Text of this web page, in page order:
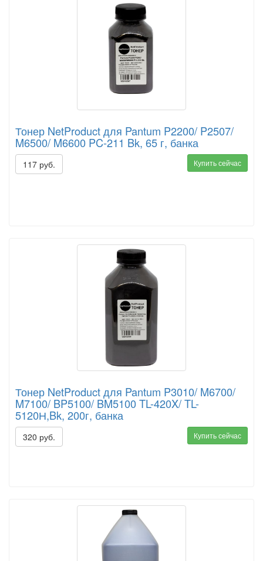
Тонер NetProduct для Pantum P2200/ P2507/
M6500/ M6600 PC-211 Bk, 65 г, банка
117 руб. Купить сейчас
Тонер NetProduct для Pantum P3010/ M6700/
M7100/ BP5100/ BM5100 TL-420X/ TL-
5120Н,Bk, 200г, банка
320 руб. Купить сейчас